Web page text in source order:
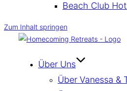
Beach Club
Zum Inhalt springen
Über Uns
Über Vanessa &